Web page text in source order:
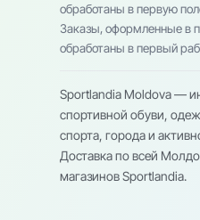
обработаны в первую
Заказы, оформленные в
обработаны в первый
Sportlandia Moldova —
спортивной обуви,
спорта, города и
Доставка по всей
магазинов Sportlandia.